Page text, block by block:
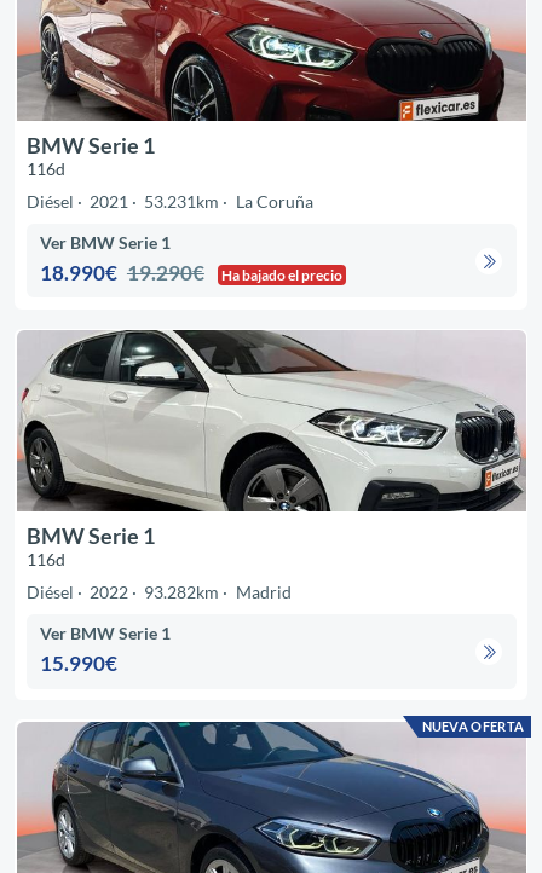
BMW Serie 1
116d
Diésel
2021 53.231km La Coruña
Ver BMW Serie 1
18.990€ 19.290€ Ha bajado el precio
BMW Serie 1
116d
Diésel
2022 93.282km Madrid
Ver BMW Serie 1
15.990€
NUEVA OFERTA